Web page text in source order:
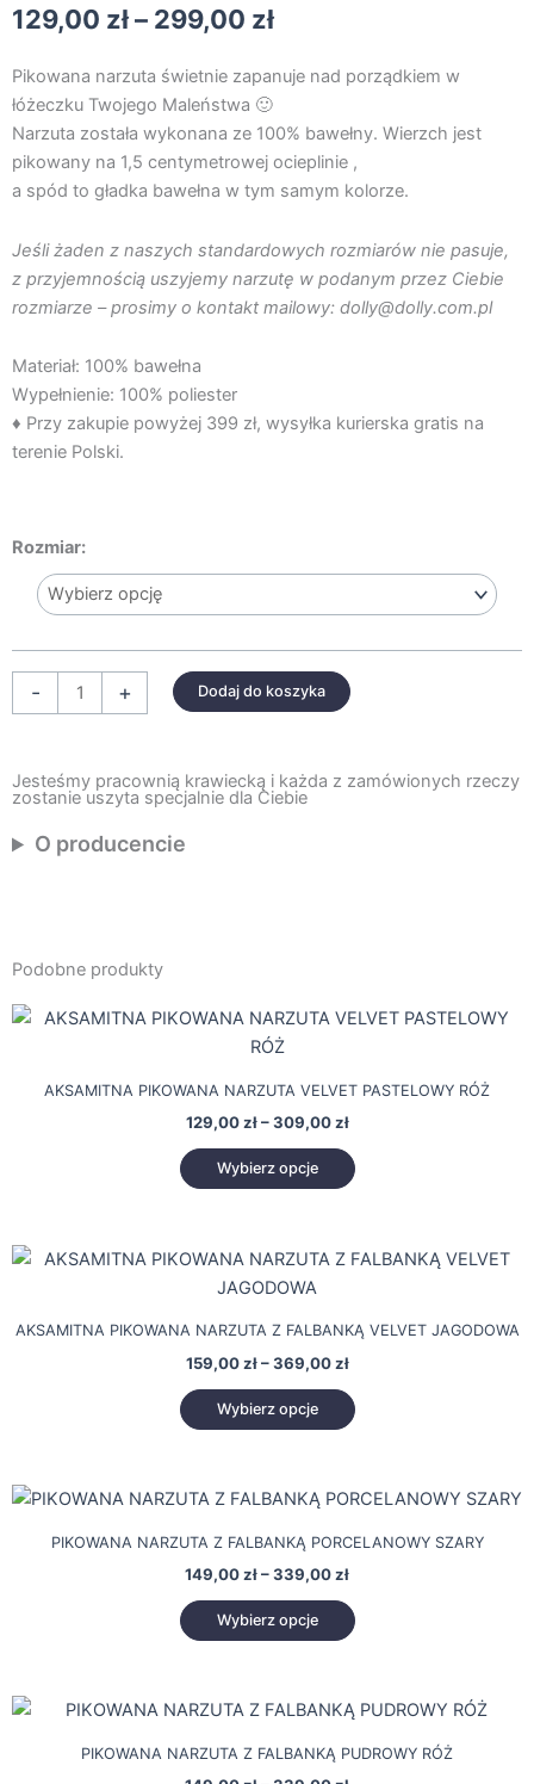
129,00 zł– 299,00 złZakres
od
do
299,00 zł
Pikowana narzuta świetnie zapanuje nad porządkiem w
łóżeczku Twojego Maleństwa 🙂
Narzuta została wykonana ze 100% bawełny. Wierzch jest
pikowany na 1,5 centymetrowej ocieplinie ,
a spód to gładka bawełna w tym samym kolorze.
Jeśli żaden z naszych standardowych rozmiarów nie pasuje,
z przyjemnością uszyjemy narzutę w podanym przez Ciebie
rozmiarze – prosimy o kontakt mailowy: dolly@dolly.com.pl
Materiał: 100% bawełna
Wypełnienie: 100% poliester
♦ Przy zakupie powyżej 399 zł, wysyłka kurierska gratis na
terenie Polski.
Rozmiar:
-
SZARA
PIKOWANA
NARZUTA
+ Dodaj do koszyka
Jesteśmy pracownią krawiecką i każda z zamówionych rzeczy
zostanie uszyta specjalnie dla Ciebie
O producencie
Podobne produkty
AKSAMITNA PIKOWANA NARZUTA VELVET PASTELOWY RÓŻ
129,00zł – 309,00zł
Zakres
do
309,00 zł
Wybierz opcje
Ten
Opcje
AKSAMITNA PIKOWANA NARZUTA Z FALBANKĄ VELVET JAGODOWA
159,00zł – 369,00zł
Zakres
do
369,00 zł
Wybierz opcje
Ten
wiele
Opcje
na
produktu
PIKOWANA NARZUTA Z FALBANKĄ PORCELANOWY SZARY
149,00zł–339,00zł
Zakres
od
149,00 zł
do
Wybierz opcje
Ten
ma
wariantów.
wybrać
na
stronie
PIKOWANA NARZUTA Z FALBANKĄ PUDROWY RÓŻ
Zakres
cen:
od
149,00 zł
Ten
ma